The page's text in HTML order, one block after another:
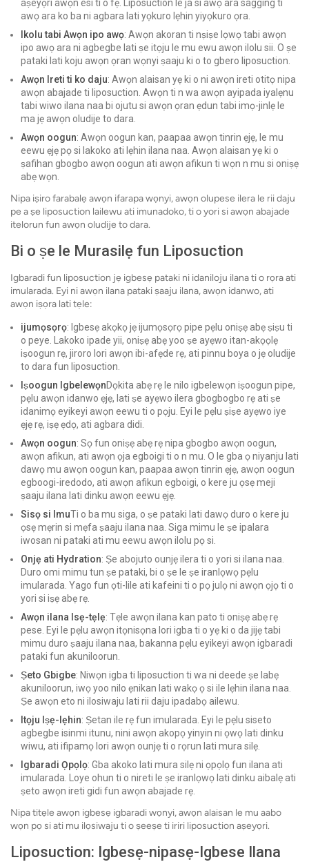
aṣeyọri awọn esi ti o fẹ. Liposuction le ja si awọ ara sagging ti
awọ ara ko ba ni agbara lati yọkuro lẹhin yiyọkuro ọra.
Ikolu tabi Awọn ipo awọ: Awọn akoran ti nṣiṣe lọwọ tabi awọn
ipo awọ ara ni agbegbe lati ṣe itọju le mu ewu awọn ilolu sii. O ṣe
pataki lati koju awọn ọran wọnyi ṣaaju ki o to gbero liposuction.
Awọn Ireti ti ko daju: Awọn alaisan yẹ ki o ni awọn ireti otitọ nipa
awọn abajade ti liposuction. Awọn ti n wa awọn ayipada iyalẹnu
tabi wiwo ilana naa bi ojutu si awọn ọran ẹdun tabi imọ-jinlẹ le
ma jẹ awọn oludije to dara.
Awọn oogun: Awọn oogun kan, paapaa awọn tinrin ẹjẹ, le mu
eewu ẹjẹ pọ si lakoko ati lẹhin ilana naa. Awọn alaisan yẹ ki o
ṣafihan gbogbo awọn oogun ati awọn afikun ti wọn n mu si oniṣẹ
abẹ wọn.
Nipa iṣiro farabalẹ awọn ifarapa wọnyi, awọn olupese ilera le rii daju
pe a ṣe liposuction lailewu ati imunadoko, ti o yori si awọn abajade
itelorun fun awọn oludije to dara.
Bi o ṣe le Murasilẹ fun Liposuction
Igbaradi fun liposuction jẹ igbesẹ pataki ni idaniloju ilana ti o rọra ati
imularada. Eyi ni awọn ilana pataki ṣaaju ilana, awọn idanwo, ati
awọn iṣọra lati tẹle:
ijumọsọrọ: Igbesẹ akọkọ jẹ ijumọsọrọ pipe pẹlu oniṣẹ abẹ ṣiṣu ti
o peye. Lakoko ipade yii, oniṣẹ abẹ yoo ṣe ayẹwo itan-akọọlẹ
iṣoogun rẹ, jiroro lori awọn ibi-afẹde rẹ, ati pinnu boya o jẹ oludije
to dara fun liposuction.
Iṣoogun IgbelewọnDọkita abẹ rẹ le nilo igbelewọn iṣoogun pipe,
pẹlu awọn idanwo ẹjẹ, lati ṣe ayẹwo ilera gbogbogbo rẹ ati ṣe
idanimọ eyikeyi awọn eewu ti o pọju. Eyi le pẹlu ṣiṣe ayẹwo iye
ẹjẹ rẹ, iṣẹ ẹdọ, ati agbara didi.
Awọn oogun: Sọ fun oniṣẹ abẹ rẹ nipa gbogbo awọn oogun,
awọn afikun, ati awọn ọja egboigi ti o n mu. O le gba ọ niyanju lati
dawọ mu awọn oogun kan, paapaa awọn tinrin ẹjẹ, awọn oogun
egboogi-iredodo, ati awọn afikun egboigi, o kere ju ọsẹ meji
ṣaaju ilana lati dinku awọn eewu ẹjẹ.
Sisọ si ImuTi o ba mu siga, o ṣe pataki lati dawọ duro o kere ju
ọsẹ mẹrin si mẹfa ṣaaju ilana naa. Siga mimu le ṣe ipalara
iwosan ni pataki ati mu eewu awọn ilolu pọ si.
Onjẹ ati Hydration: Ṣe abojuto ounjẹ ilera ti o yori si ilana naa.
Duro omi mimu tun ṣe pataki, bi o ṣe le ṣe iranlọwọ pẹlu
imularada. Yago fun ọti-lile ati kafeini ti o pọ julọ ni awọn ọjọ ti o
yori si iṣẹ abẹ rẹ.
Awọn ilana Isẹ-tẹlẹ: Tẹle awọn ilana kan pato ti oniṣẹ abẹ rẹ
pese. Eyi le pẹlu awọn itọnisọna lori igba ti o yẹ ki o da jijẹ tabi
mimu duro ṣaaju ilana naa, bakanna pẹlu eyikeyi awọn igbaradi
pataki fun akuniloorun.
Ṣeto Gbigbe: Niwọn igba ti liposuction ti wa ni deede ṣe labẹ
akuniloorun, iwọ yoo nilo ẹnikan lati wakọ ọ si ile lẹhin ilana naa.
Ṣe awọn eto ni ilosiwaju lati rii daju ipadabọ ailewu.
Itọju Iṣẹ-lẹhin: Ṣetan ile rẹ fun imularada. Eyi le pẹlu siseto
agbegbe isinmi itunu, nini awọn akopọ yinyin ni ọwọ lati dinku
wiwu, ati ifipamọ lori awọn ounjẹ ti o rọrun lati mura silẹ.
Igbaradi Ọpọlọ: Gba akoko lati mura silẹ ni ọpọlọ fun ilana ati
imularada. Loye ohun ti o nireti le ṣe iranlọwọ lati dinku aibalẹ ati
ṣeto awọn ireti gidi fun awọn abajade rẹ.
Nipa titẹle awọn igbesẹ igbaradi wọnyi, awọn alaisan le mu aabo
wọn pọ si ati mu ilọsiwaju ti o ṣeeṣe ti iriri liposuction aṣeyọri.
Liposuction: Igbesẹ-nipasẹ-Igbese Ilana